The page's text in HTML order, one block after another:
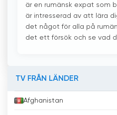
är en rumänsk expat som
är intresserad av att lära
det något för alla på
det ett försök och se vad
TV FRÅN LÄNDER
Afghanistan